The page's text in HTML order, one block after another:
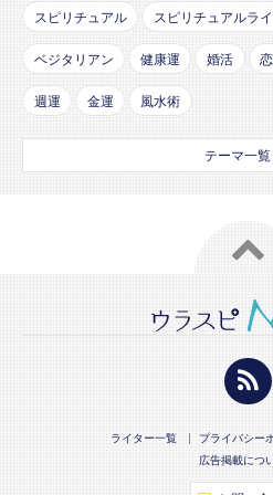
スピリチュアル スピリチュアルラ
ベジタリアン 健康運 婚活
週運 金運 風水術
テーマ一覧
ライター一覧 プライバシー
広告掲載につ